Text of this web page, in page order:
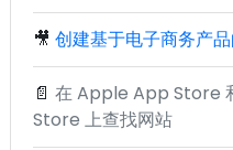
🎥 创建基于电子商务产
📄 在 Apple App Store
Store 上查找网站